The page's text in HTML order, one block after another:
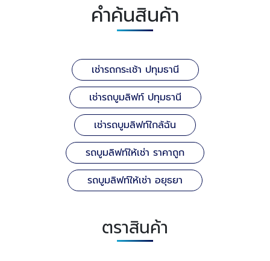
คำค้นสินค้า
เช่ารถกระเช้า ปทุมธานี
เช่ารถบูมลิฟท์ ปทุมธานี
เช่ารถบูมลิฟท์ใกล้ฉัน
รถบูมลิฟท์ให้เช่า ราคาถูก
รถบูมลิฟท์ให้เช่า อยุธยา
ตราสินค้า